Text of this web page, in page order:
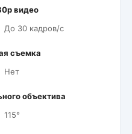
видео
До 30 кадров/c
съемка
Нет
объектива
115°